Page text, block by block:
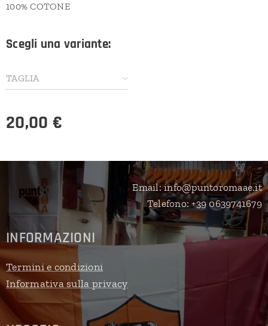
100% COTONE
Scegli una variante:
TAGLIA
20,00 €
Email: info@puntoromaae.it
Telefono: +39 0639741679
INFORMAZIONI
Termini e condizioni
Informativa sulla privacy